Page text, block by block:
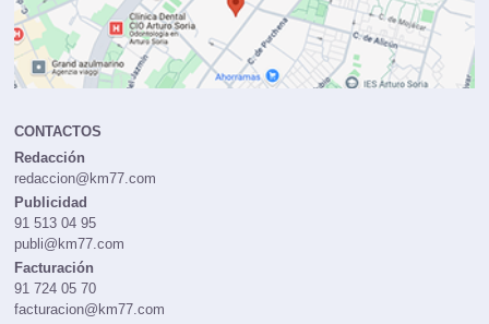
CONTACTOS
Redacción
redaccion@km77.com
Publicidad
91 513 04 95
publi@km77.com
Facturación
91 724 05 70
facturacion@km77.com